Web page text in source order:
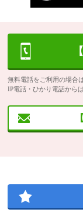
無料電話をご利用の場合
IP電話・ひかり電話から